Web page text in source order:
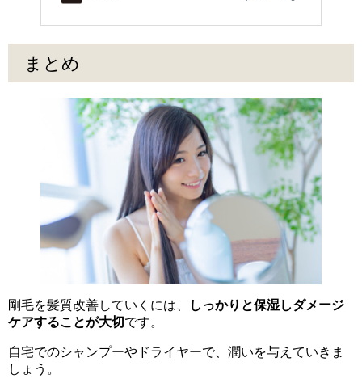
まとめ
剛毛を髪質改善していくには、
しっかりと保湿しダメージ
ケアすることが大切 です。
自宅でのシャンプーやドライヤーで、潤いを与えていきま
しょう。